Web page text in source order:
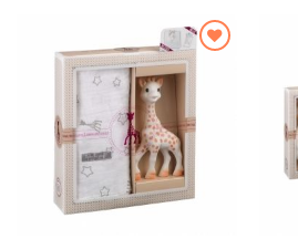
Dodajte